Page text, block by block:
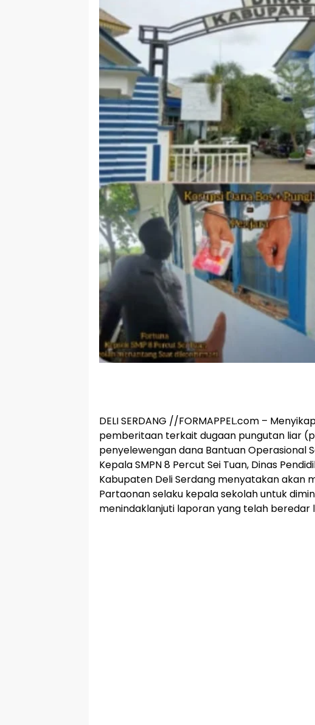
DELI SERDANG //FORMAPPEL.com –
pemberitaan terkait dugaan pungutan liar
penyelewengan dana Bantuan Operasional
Kepala SMPN 8 Percut Sei Tuan, Dinas
Kabupaten Deli Serdang menyatakan akan
Partaonan selaku kepala sekolah untuk
menindaklanjuti laporan yang telah beredar